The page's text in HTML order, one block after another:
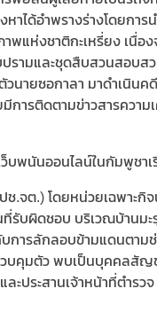
าได้อำพรางร่างโดยการ
พแห่งชาติกะเหรี่ยง เนื่อ
รามและชุดสืบสวนสอบส
ายซอกาลา มาดำเนินคดี
ารติดตามข่าวสารความ
บพนันออนไลน์ในกัมพูชา
จต.) โดยหน่วยเฉพาะกิ
รับผิดชอบ บริเวณบ้านม
การลักลอบข้ามแดนตามช่
บคุมตัว พบเป็นบุคคลสัญ
ประสานเจ้าหน้าที่ตำรว